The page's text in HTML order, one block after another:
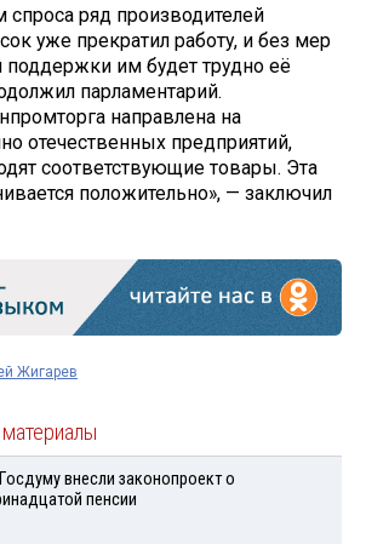
ряд производителей
уже прекратил работу, и без мер
поддержки им будет трудно её
парламентарий.
направлена на
отечественных предприятий,
соответствующие товары. Эта
положительно», — заключил
Жигарев
внесли законопроект о
пенсии